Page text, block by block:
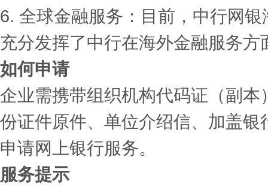
6. 全球金融服务：目前，中行网
充分发挥了中行在海外金融服务方
如何申请
企业需携带组织机构代码证（副
份证件原件、单位介绍信、加盖
申请网上银行服务。
服务提示